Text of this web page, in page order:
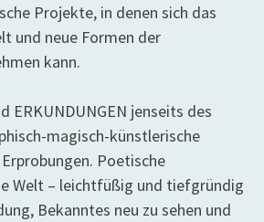
Projekte, in denen sich das
und neue Formen der
kann.
ERKUNDUNGEN jenseits des
magisch-künstlerische
Poetische
Welt – leichtfüßig und tiefgründig
Bekanntes neu zu sehen und